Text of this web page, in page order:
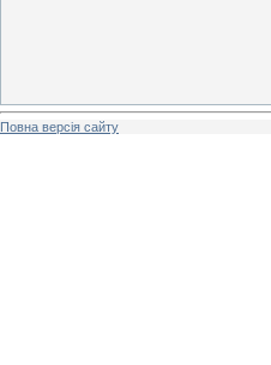
Повна версія сайту